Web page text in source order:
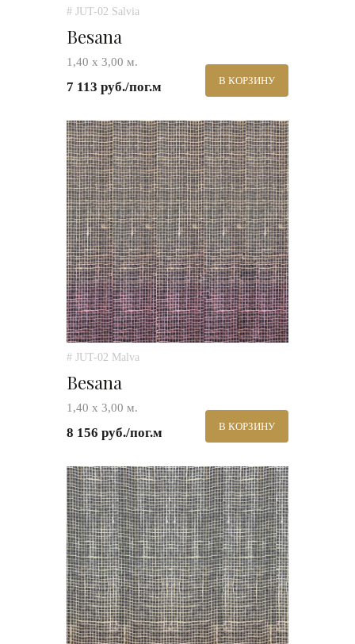
# JUT-02 Salvia
Besana
1,40 х 3,00 м.
7 113 руб./пог.м В КОРЗИНУ
# JUT-02 Malva
Besana
1,40 х 3,00 м.
8 156 руб./пог.м В КОРЗИНУ